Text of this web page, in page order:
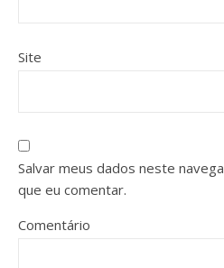
Site
Salvar meus dados neste
que eu comentar.
Comentário